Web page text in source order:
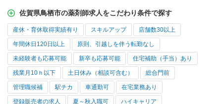
佐賀県鳥栖市の薬剤師求人をこだわり条件で探す
産休・育休取得実績有り スキルアップ 店舗数30以上
年間休日120日以上 原則、引越しを伴う転勤なし
未経験者も応募可能 新卒も応募可能 住宅補助（手当）あり
残業月10ｈ以下 土日休み（相談可含む） 総合門前
管理職候補 駅チカ 車通勤可 在宅業務あり
登録販売者の求人 夏～秋入職可 ハイキャリア